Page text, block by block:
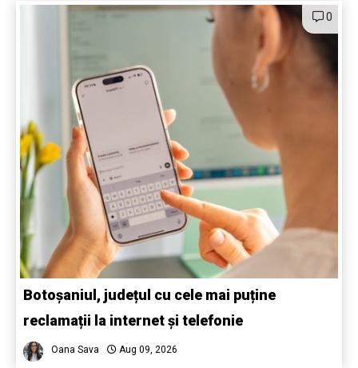
0
Botoșaniul, județul cu cele mai puține
reclamații la internet și telefonie
Oana Sava Aug 09, 2026